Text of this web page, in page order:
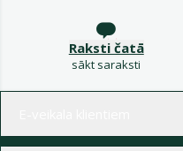
Raksti čatā
sākt saraksti